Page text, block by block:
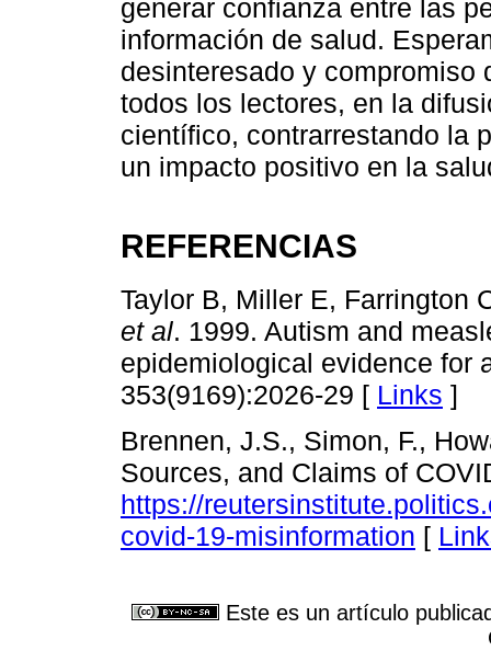
generar confianza entre las
información de salud.
desinteresado y compromiso
todos los lectores, en la
científico, contrarrestando la
un impacto positivo en la
REFERENCIAS
Taylor B, Miller E, Farrington
et al. 1999. Autism and
epidemiological evidence for
353(9169):2026-29 [ Links ]
Brennen, J.S., Simon, F.,
Sources, and Claims of
https://
covid-19-misinformation [
Este es un artículo